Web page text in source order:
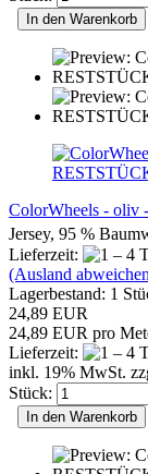
In den Warenkorb
ColorWheels - oliv
Jersey, 95 %
Lieferzeit:
(Ausland
Lagerbestand: 1
24,89 EUR
24,89 EUR pro
Lieferzeit:
inkl. 19% MwSt.
Stück:
In den Warenkorb